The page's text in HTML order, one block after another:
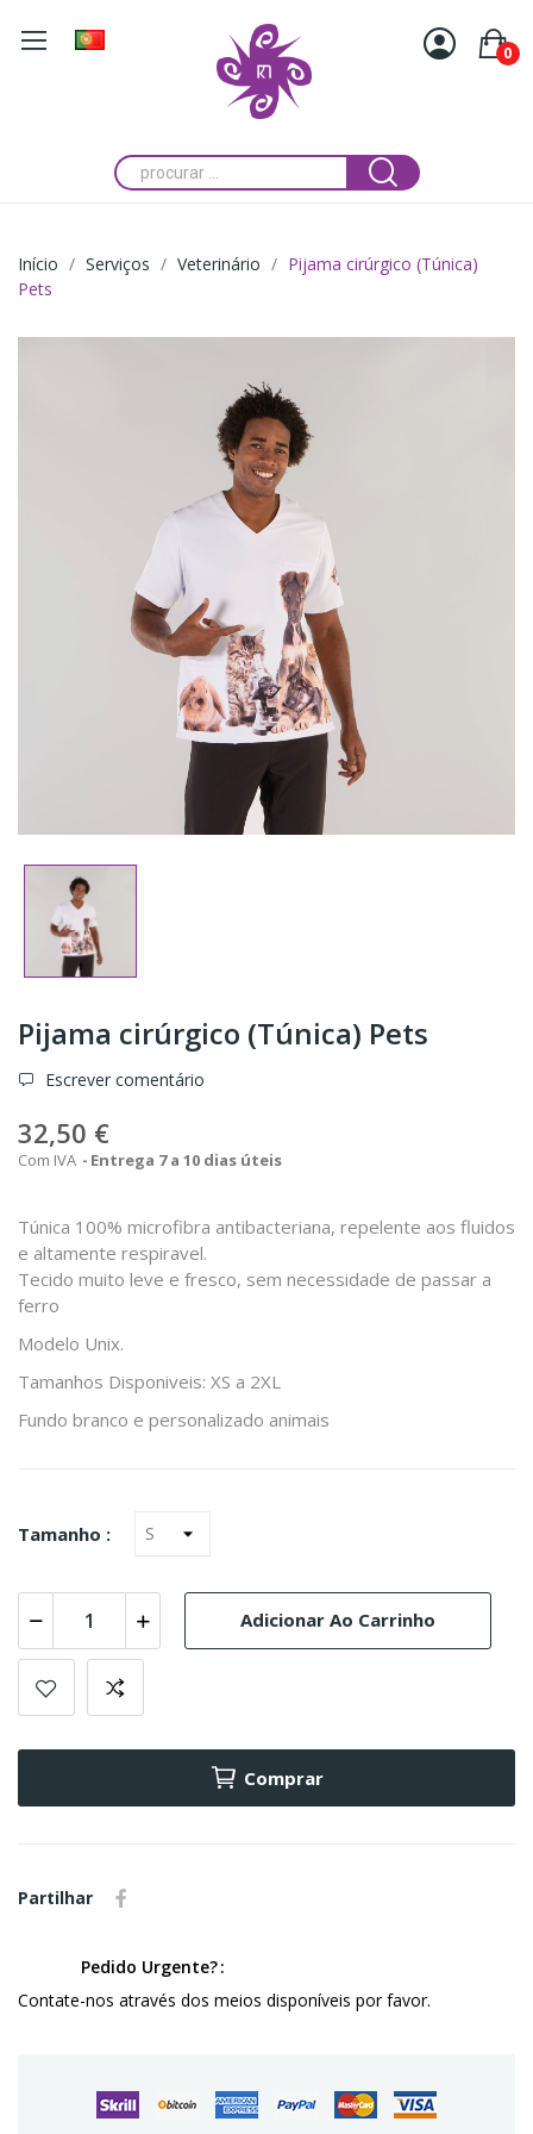
0
Início Serviços Veterinário
Pijama cirúrgico (Túnica)
Pets
Pijama cirúrgico (Túnica) Pets
Escrever comentário
32,50 €
Com IVA Entrega 7 a 10 dias úteis
Túnica 100% microfibra antibacteriana, repelente aos fluidos
e altamente respiravel.
Tecido muito leve e fresco, sem necessidade de passar a
ferro
Modelo Unix.
Tamanhos Disponiveis: XS a 2XL
Fundo branco e personalizado animais
Tamanho :
Adicionar Ao Carrinho
Comprar
Partilhar
Pedido Urgente?
Contate-nos através dos meios disponíveis por favor.